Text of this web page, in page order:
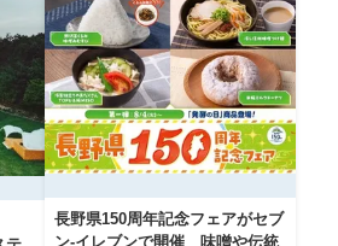
長野県150周年記念フェアがセブ
ン-イレブンで開催 味噌や伝統